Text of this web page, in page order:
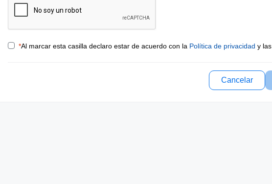
*Al marcar esta casilla declaro estar de acuerdo con la Política de privacidad y las
Cancelar